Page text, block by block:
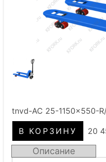
tnvd-AC 25-1150x550-
20
Описание